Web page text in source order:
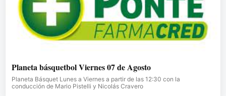
Planeta básquetbol Viernes 07 de Agosto
Planeta Básquet Lunes a Viernes a partir de las 12:30 con la
conducción de Mario Pistelli y Nicolás Cravero